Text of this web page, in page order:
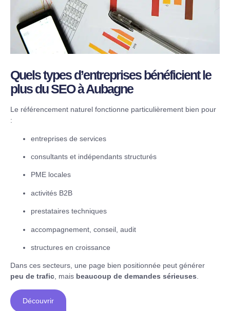
Quels types d’entreprises bénéficient le
plus du SEO à Aubagne
Le référencement naturel fonctionne particulièrement bien pour
:
entreprises de services
consultants et indépendants structurés
PME locales
activités B2B
prestataires techniques
accompagnement, conseil, audit
structures en croissance
Dans ces secteurs, une page bien positionnée peut générer
peu de trafic, mais beaucoup de demandes sérieuses.
Découvrir